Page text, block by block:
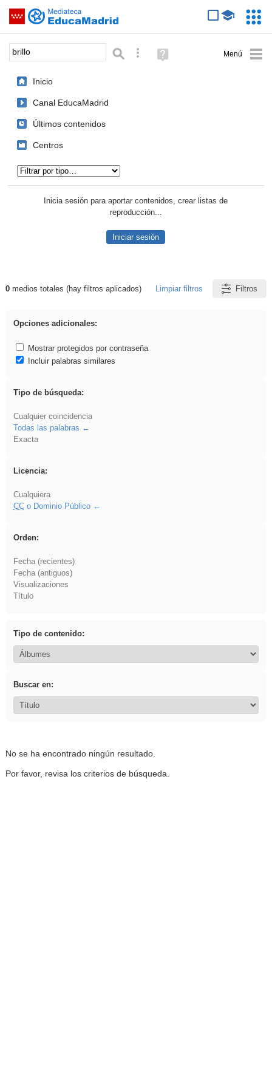
Saltar navegación
Palabra o frase: Búsqueda avanzada
Ayuda
(en
Inicio
Canal EducaMadrid
Últimos contenidos
Centros
Inicia sesión para aportar contenidos, crear listas de
reproducción...
Iniciar sesión
Resultados de: brillo
0medios totales (hay filtros aplicados) Limpiar filtros Filtros
Opciones adicionales:
Mostrar protegidos por contraseña
Incluir palabras similares
Tipo de búsqueda:
Cualquier coincidencia
Todas las palabras
Exacta
Licencia:
Cualquiera
CCo Dominio Público
Orden:
Fecha (recientes)
Fecha (antiguos)
Visualizaciones
Título
Tipo de contenido:
Buscar en:
No se ha encontrado ningún resultado.
Por favor, revisa los criterios de búsqueda.